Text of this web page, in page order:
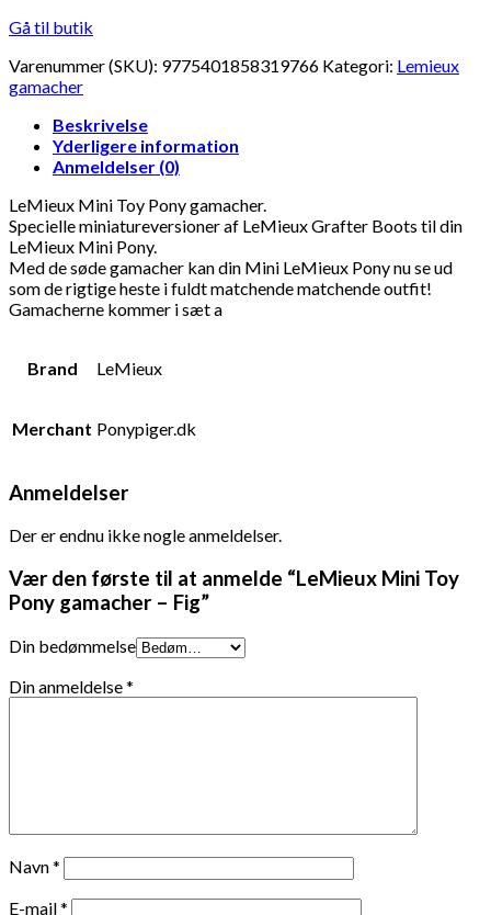
Gå til butik
Varenummer (SKU): 9775401858319766 Kategori: Lemieux
gamacher
Beskrivelse
Yderligere information
Anmeldelser (0)
LeMieux Mini Toy Pony gamacher.
Specielle miniatureversioner af LeMieux Grafter Boots til din
LeMieux Mini Pony.
Med de søde gamacher kan din Mini LeMieux Pony nu se ud
som de rigtige heste i fuldt matchende matchende outfit!
Gamacherne kommer i sæt a
Brand LeMieux
Merchant Ponypiger.dk
Anmeldelser
Der er endnu ikke nogle anmeldelser.
Vær den første til at anmelde “LeMieux Mini Toy
Pony gamacher – Fig”
Din bedømmelse
Din anmeldelse*
Navn*
E-mail*